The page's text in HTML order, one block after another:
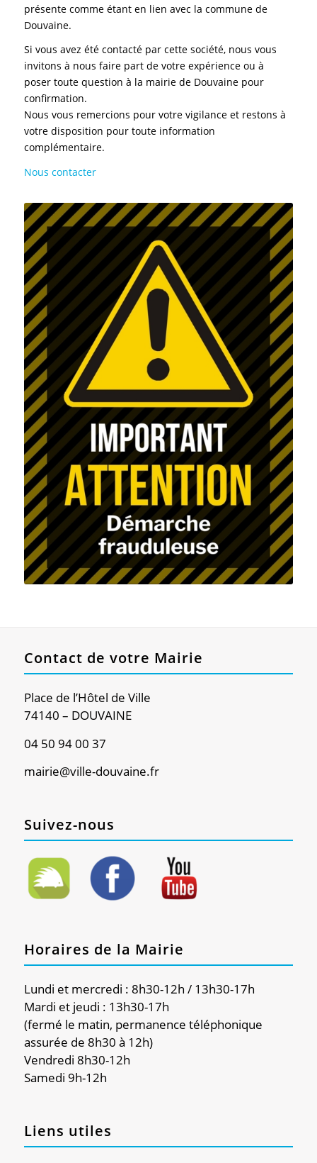
présente comme étant en lien avec la commune de
Douvaine.
Si vous avez été contacté par cette société, nous vous
invitons à nous faire part de votre expérience ou à
poser toute question à la mairie de Douvaine pour
confirmation.
Nous vous remercions pour votre vigilance et restons à
votre disposition pour toute information
complémentaire.
Nous contacter
Contact de votre Mairie
Place de l’Hôtel de Ville
74140 – DOUVAINE
04 50 94 00 37
mairie@ville-douvaine.fr
Suivez-nous
Horaires de la Mairie
Lundi et mercredi : 8h30-12h / 13h30-17h
Mardi et jeudi : 13h30-17h
(fermé le matin, permanence téléphonique
assurée de 8h30 à 12h)
Vendredi 8h30-12h
Samedi 9h-12h
Liens utiles